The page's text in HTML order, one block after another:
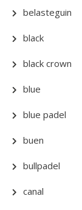
belasteguin
black
black crown
blue
blue padel
buen
bullpadel
canal